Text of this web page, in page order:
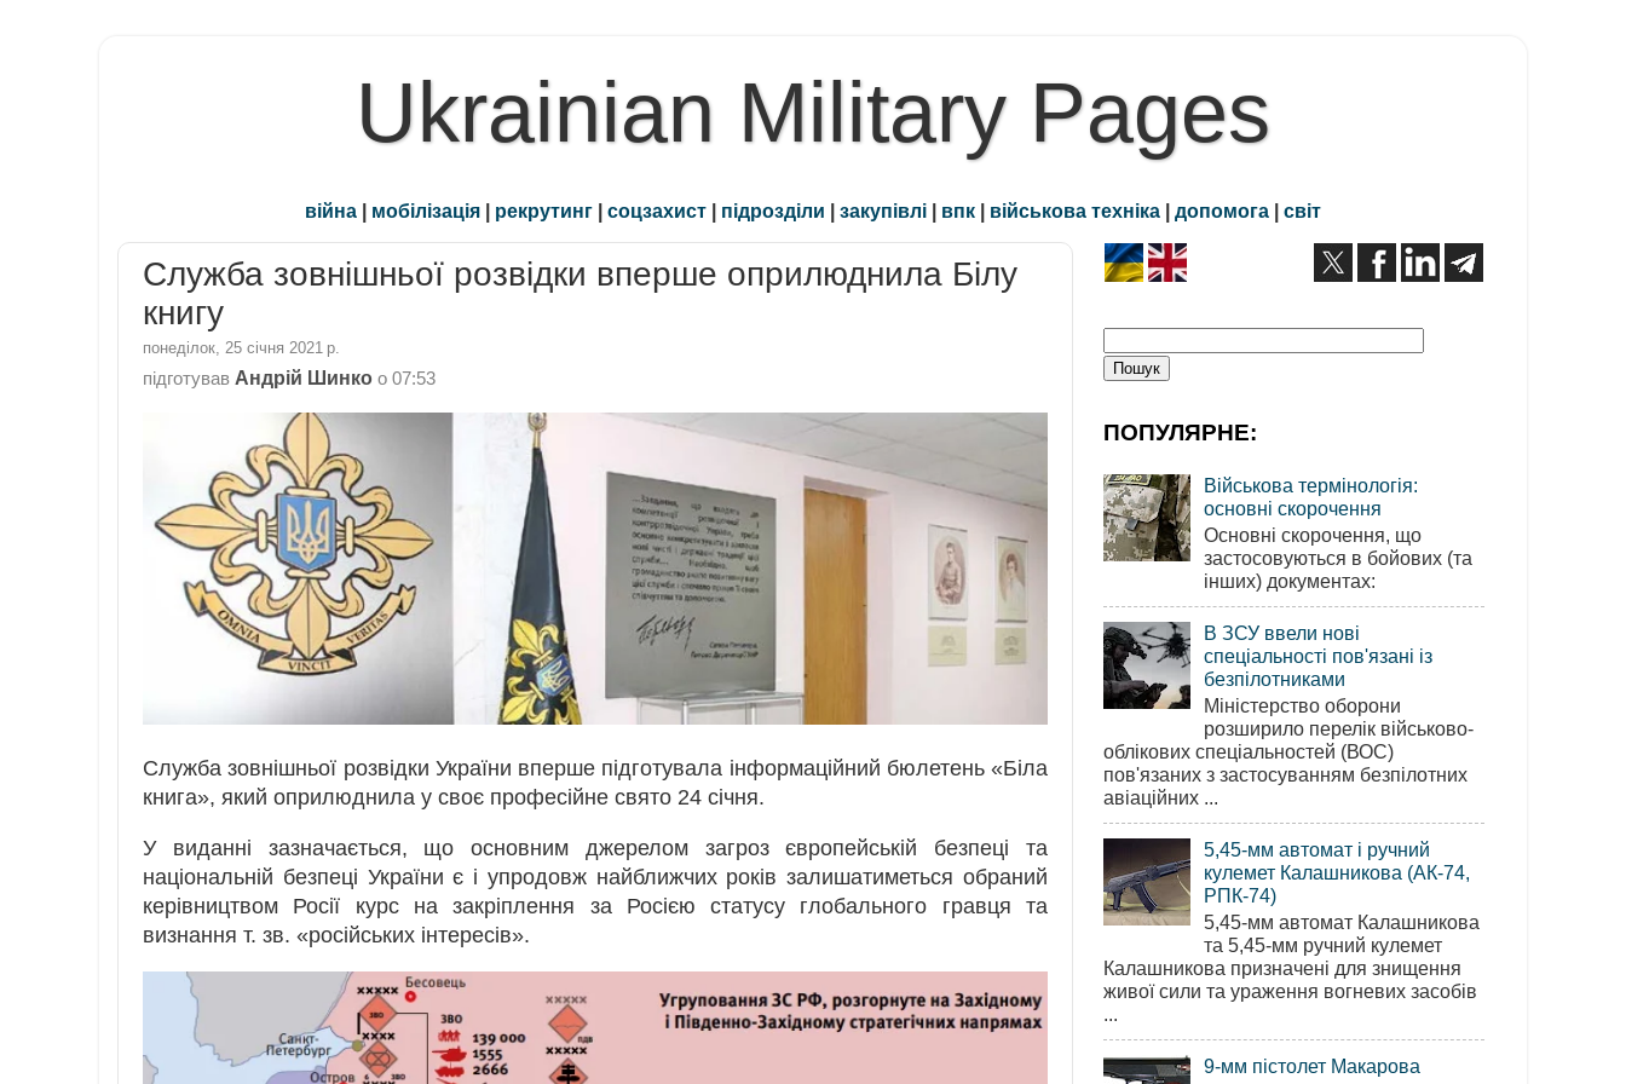
Ukrainian Military Pages
війна | мобілізація | рекрутинг | соцзахист | підрозділи | закупівлі | впк | військова техніка | допомога | світ
Служба зовнішньої розвідки вперше оприлюднила Білу
книгу
понеділок, 25 січня 2021 р.
підготував Андрій Шинко о 07:53
Служба зовнішньої розвідки України вперше підготувала інформаційний бюлетень «Біла
книга», який оприлюднила у своє професійне свято 24 січня.
У виданні зазначається, що основним джерелом загроз європейській безпеці та
національній безпеці України є і упродовж найближчих років залишатиметься обраний
керівництвом Росії курс на закріплення за Росією статусу глобального гравця та
визнання т. зв. «російських інтересів».
ПОПУЛЯРНЕ:
Військова термінологія:
основні скорочення
Основні скорочення, що
застосовуються в бойових (та
інших) документах:
В ЗСУ ввели нові
спеціальності пов'язані із
безпілотниками
Міністерство оборони
розширило перелік військово-
облікових спеціальностей (ВОС)
пов'язаних з застосуванням безпілотних
авіаційних ...
5,45-мм автомат і ручний
кулемет Калашникова (АК-74,
РПК-74)
5,45-мм автомат Калашникова
та 5,45-мм ручний кулемет
Калашникова призначені для знищення
живої сили та ураження вогневих засобів
...
9-мм пістолет Макарова